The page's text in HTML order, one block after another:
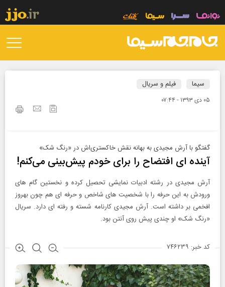
سیما فیلم و سریال
۰۵ دی ۱۳۹۳ - ۰۷:۴۴
گفتگو با آرش مجیدی به بهانه نقش خاکستری‌اش در «رنگ شک»
آینده ای افتضاح را برای خودم پیش‌بینی می‌کنم!
آرش مجیدی در رشته ادبیات نمایشی تحصیل کرده و نخستین گام های
ورودش به این حرفه را با شخصیت های شاخص و حرفه ای هم چون بهروز
افخمی بر داشته است. آرش مجیدی کارنامه شسته و رفته ای دارد. سریال
«رنگ شک» او چندی پیش روی آنتن بود.
کد خبر: ۷۴۶۲۳۹